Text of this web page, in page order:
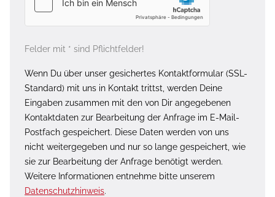
Felder mit * sind Pflichtfelder!
Wenn Du über unser gesichertes Kontaktformular (SSL-
Standard) mit uns in Kontakt trittst, werden Deine
Eingaben zusammen mit den von Dir angegebenen
Kontaktdaten zur Bearbeitung der Anfrage im E-Mail-
Postfach gespeichert. Diese Daten werden von uns
nicht weitergegeben und nur so lange gespeichert, wie
sie zur Bearbeitung der Anfrage benötigt werden.
Weitere Informationen entnehme bitte unserem
Datenschutzhinweis.